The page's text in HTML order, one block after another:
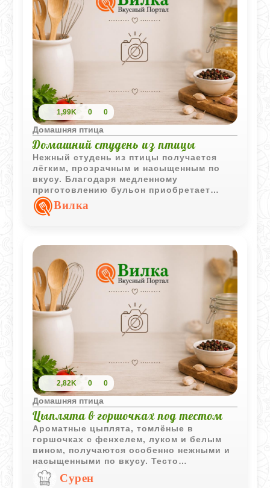
1,99K 0 0
Домашняя птица
Домашний студень из птицы
Нежный студень из птицы получается
лёгким, прозрачным и насыщенным по
вкусу. Благодаря медленному
приготовлению бульон приобретает
приятный аромат, а украшение яйцом и
зеленью делает блюдо особенно
Вилка
2,82K 0 0
Домашняя птица
Цыплята в горшочках под тестом
Ароматные цыплята, томлёные в
горшочках с фенхелем, луком и белым
вином, получаются особенно нежными и
насыщенными по вкусу. Тесто
удерживает пар внутри, благодаря чему
мясо становится сочным, а овощи -
Сурен